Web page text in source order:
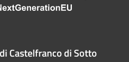
Castelfranco di Sotto